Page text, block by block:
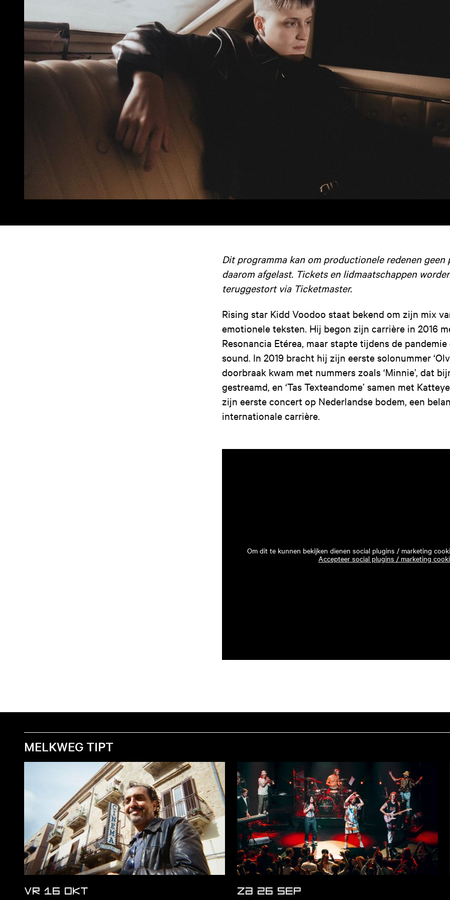
Dit programma kan om productionele redenen
daarom afgelast. Tickets en lidmaatschappen
teruggestort via Ticketmaster.
Rising star Kidd Voodoo staat bekend om zijn mix
emotionele teksten. Hij begon zijn carrière in 2016
Resonancia Etérea, maar stapte tijdens de
sound. In 2019 bracht hij zijn eerste solonummer
doorbraak kwam met nummers zoals ‘Minnie’, dat
gestreamd, en ‘Tas Texteandome’ samen met
zijn eerste concert op Nederlandse bodem, een
internationale carrière.
Om dit te kunnen bekijken dienen social plugins / marketing
Accepteer social plugins / marketing
MELKWEG TIPT
VR 16 OKT ZA 26 SEP